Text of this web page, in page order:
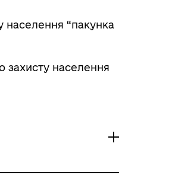
населення “пакунка
захисту населення